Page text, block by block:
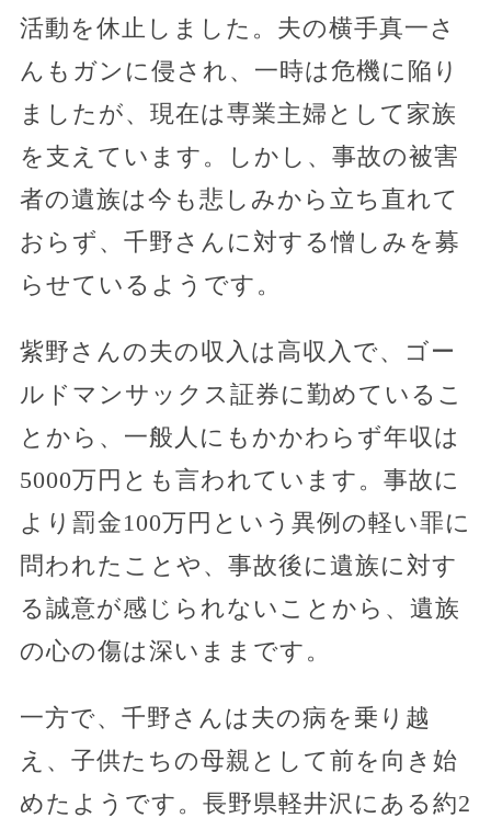
活動を休止しました。夫の横手真一さ
んもガンに侵され、一時は危機に陥り
ましたが、現在は専業主婦として家族
を支えています。しかし、事故の被害
者の遺族は今も悲しみから立ち直れて
おらず、千野さんに対する憎しみを募
らせているようです。
紫野さんの夫の収入は高収入で、ゴー
ルドマンサックス証券に勤めているこ
とから、一般人にもかかわらず年収は
5000万円とも言われています。事故に
より罰金100万円という異例の軽い罪に
問われたことや、事故後に遺族に対す
る誠意が感じられないことから、遺族
の心の傷は深いままです。
一方で、千野さんは夫の病を乗り越
え、子供たちの母親として前を向き始
めたようです。長野県軽井沢にある約2